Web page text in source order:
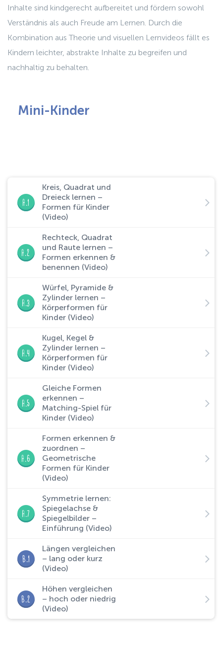
Inhalte sind kindgerecht aufbereitet und fördern sowohl
Verständnis als auch Freude am Lernen. Durch die
Kombination aus Theorie und visuellen Lernvideos fällt es
Kindern leichter, abstrakte Inhalte zu begreifen und
nachhaltig zu behalten.
Mini-Kinder
A.1
Kreis, Quadrat und
Dreieck lernen –
Formen für Kinder
(Video)
A.2
Rechteck, Quadrat
und Raute lernen –
Formen erkennen &
benennen (Video)
A.3
Würfel, Pyramide &
Zylinder lernen –
Körperformen für
Kinder (Video)
A.4
Kugel, Kegel &
Zylinder lernen –
Körperformen für
Kinder (Video)
A.5
Gleiche Formen
erkennen –
Matching-Spiel für
Kinder (Video)
A.6
Formen erkennen &
zuordnen –
Geometrische
Formen für Kinder
(Video)
A.7
Symmetrie lernen:
Spiegelachse &
Spiegelbilder –
Einführung (Video)
B.1
Längen vergleichen
– lang oder kurz
(Video)
B.2
Höhen vergleichen
– hoch oder niedrig
(Video)